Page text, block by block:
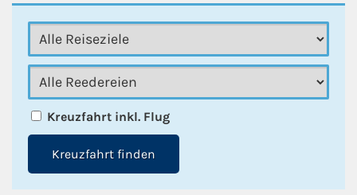
Kreuzfahrt inkl. Flug
Kreuzfahrt finden